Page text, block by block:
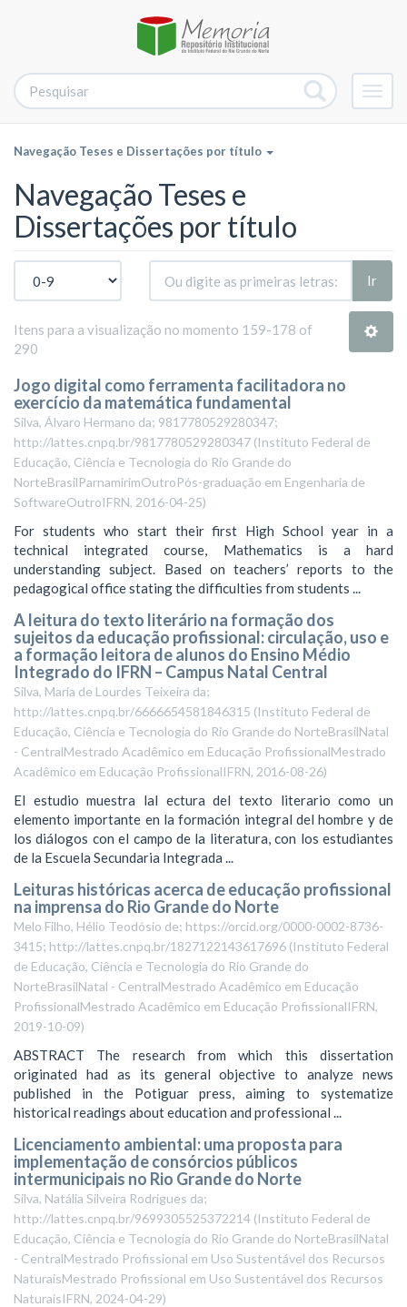
Navegação Teses e Dissertações por título
Navegação Teses e
Dissertações por título
Ir
Itens para a visualização no momento 159-178 of
290
Jogo digital como ferramenta facilitadora no
exercício da matemática fundamental
Silva, Álvaro Hermano da; 9817780529280347;
http://lattes.cnpq.br/9817780529280347 (Instituto Federal de
Educação, Ciência e Tecnologia do Rio Grande do
NorteBrasilParnamirimOutroPós-graduação em Engenharia de
SoftwareOutroIFRN, 2016-04-25)
For students who start their first High School year in a
technical integrated course, Mathematics is a hard
understanding subject. Based on teachers’ reports to the
pedagogical office stating the difficulties from students ...
A leitura do texto literário na formação dos
sujeitos da educação profissional: circulação, uso e
a formação leitora de alunos do Ensino Médio
Integrado do IFRN – Campus Natal Central
Silva, Maria de Lourdes Teixeira da;
http://lattes.cnpq.br/6666654581846315 (Instituto Federal de
Educação, Ciência e Tecnologia do Rio Grande do NorteBrasilNatal
- CentralMestrado Acadêmico em Educação ProfissionalMestrado
Acadêmico em Educação ProfissionalIFRN, 2016-08-26)
El estudio muestra lal ectura del texto literario como un
elemento importante en la formación integral del hombre y de
los diálogos con el campo de la literatura, con los estudiantes
de la Escuela Secundaria Integrada ...
Leituras históricas acerca de educação profissional
na imprensa do Rio Grande do Norte
Melo Filho, Hélio Teodósio de; https://orcid.org/0000-0002-8736-
3415; http://lattes.cnpq.br/1827122143617696 (Instituto Federal
de Educação, Ciência e Tecnologia do Rio Grande do
NorteBrasilNatal - CentralMestrado Acadêmico em Educação
ProfissionalMestrado Acadêmico em Educação ProfissionalIFRN,
2019-10-09)
ABSTRACT The research from which this dissertation
originated had as its general objective to analyze news
published in the Potiguar press, aiming to systematize
historical readings about education and professional ...
Licenciamento ambiental: uma proposta para
implementação de consórcios públicos
intermunicipais no Rio Grande do Norte
Silva, Natália Silveira Rodrigues da;
http://lattes.cnpq.br/9699305525372214 (Instituto Federal de
Educação, Ciência e Tecnologia do Rio Grande do NorteBrasilNatal
- CentralMestrado Profissional em Uso Sustentável dos Recursos
NaturaisMestrado Profissional em Uso Sustentável dos Recursos
NaturaisIFRN, 2024-04-29)